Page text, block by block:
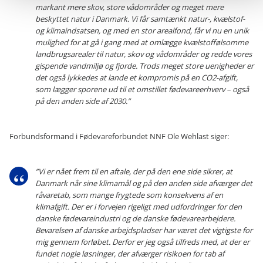
markant mere skov, store vådområder og meget mere
beskyttet natur i Danmark. Vi får samtænkt natur-, kvælstof-
og klimaindsatsen, og med en stor arealfond, får vi nu en unik
mulighed for at gå i gang med at omlægge kvælstoffølsomme
landbrugsarealer til natur, skov og vådområder og redde vores
gispende vandmiljø og fjorde. Trods meget store uenigheder er
det også lykkedes at lande et kompromis på en CO2-afgift,
som lægger sporene ud til et omstillet fødevareerhverv – også
på den anden side af 2030.”
Forbundsformand i Fødevareforbundet NNF Ole Wehlast siger:
”Vi er nået frem til en aftale, der på den ene side sikrer, at
Danmark når sine klimamål og på den anden side afværger det
råvaretab, som mange frygtede som konsekvens af en
klimafgift. Der er i forvejen rigeligt med udfordringer for den
danske fødevareindustri og de danske fødevarearbejdere.
Bevarelsen af danske arbejdspladser har været det vigtigste for
mig gennem forløbet. Derfor er jeg også tilfreds med, at der er
fundet nogle løsninger, der afværger risikoen for tab af